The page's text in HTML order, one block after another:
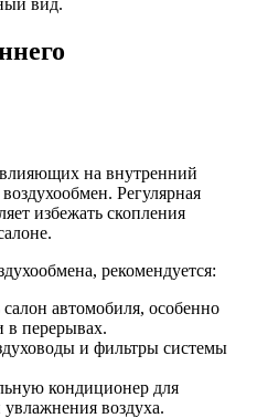
вид.
на внутренний
Регулярная
избежать скопления
рекомендуется:
автомобиля, особенно
в перерывах.
и фильтры системы
кондиционер для
воздуха.